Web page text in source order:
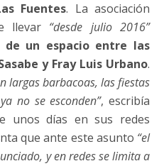
Fuentes. La asociación
llevar “desde julio 2016”
de un espacio entre las
y Fray Luis Urbano.
largas barbacoas, las fiestas
no se esconden”, escribía
unos días en sus redes
que ante este asunto “el
y en redes se limita a